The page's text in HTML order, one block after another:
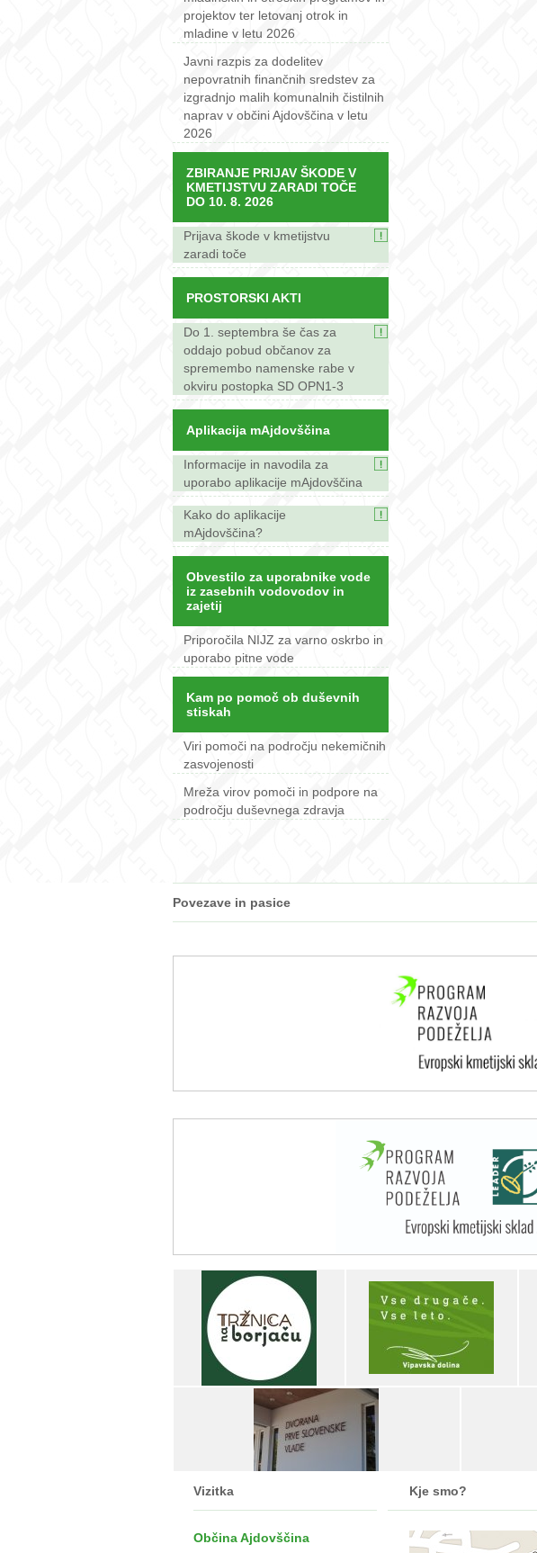
projektov ter letovanj otrok in
mladine v letu 2026
Javni razpis za dodelitev
nepovratnih finančnih sredstev za
izgradnjo malih komunalnih čistilnih
naprav v občini Ajdovščina v letu
2026
ZBIRANJE PRIJAV ŠKODE V
KMETIJSTVU ZARADI TOČE
DO 10. 8. 2026
Prijava škode v kmetijstvu
zaradi toče
PROSTORSKI AKTI
Do 1. septembra še čas za
oddajo pobud občanov za
spremembo namenske rabe v
okviru postopka SD OPN1-3
Aplikacija mAjdovščina
Informacije in navodila za
uporabo aplikacije mAjdovščina
Kako do aplikacije
mAjdovščina?
Obvestilo za uporabnike vode
iz zasebnih vodovodov in
zajetij
Priporočila NIJZ za varno oskrbo in
uporabo pitne vode
Kam po pomoč ob duševnih
stiskah
Viri pomoči na področju nekemičnih
zasvojenosti
Mreža virov pomoči in podpore na
področju duševnega zdravja
Povezave in pasice
Vizitka
Občina Ajdovščina
Kje smo?